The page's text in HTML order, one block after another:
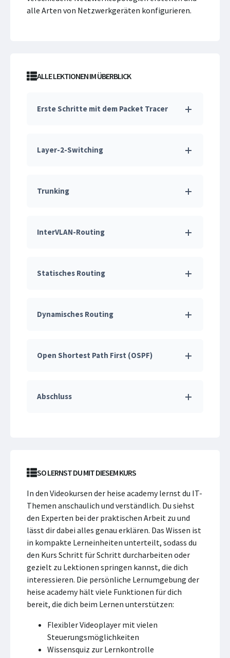
alle Arten von Netzwerkgeräten konfigurieren.
ALLE LEKTIONEN IM ÜBERBLICK
Erste Schritte mit dem Packet Tracer
Layer-2-Switching
Trunking
InterVLAN-Routing
Statisches Routing
Dynamisches Routing
Open Shortest Path First (OSPF)
Abschluss
SO LERNST DU MIT DIESEM KURS
In den Videokursen der heise academy lernst du IT-
Themen anschaulich und verständlich. Du siehst
den Experten bei der praktischen Arbeit zu und
lässt dir dabei alles genau erklären. Das Wissen ist
in kompakte Lerneinheiten unterteilt, sodass du
den Kurs Schritt für Schritt durcharbeiten oder
gezielt zu Lektionen springen kannst, die dich
interessieren. Die persönliche Lernumgebung der
heise academy hält viele Funktionen für dich
bereit, die dich beim Lernen unterstützen:
Flexibler Videoplayer mit vielen
Steuerungsmöglichkeiten
Wissensquiz zur Lernkontrolle